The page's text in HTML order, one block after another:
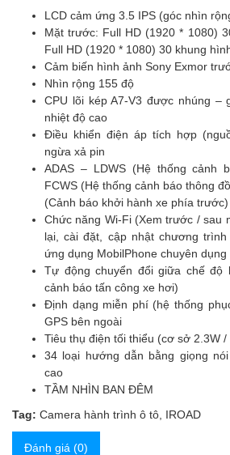
LCD cảm ứng 3.5 IPS (góc nhìn
Mặt trước: Full HD (1920 * 1080)
Full HD (1920 * 1080) 30 khung
Cảm biến hình ảnh Sony Exmor
Nhìn rộng 155 độ
CPU lõi kép A7-V3 được nhúng –
nhiệt độ cao
Điều khiển điện áp tích hợp
ngừa xả pin
ADAS – LDWS (Hệ thống cảnh
FCWS (Hệ thống cảnh báo thông
(Cảnh báo khởi hành xe phía trước)
Chức năng Wi-Fi (Xem trước / sau
lại, cài đặt, cập nhật chương
ứng dụng MobilPhone chuyên dụng
Tự động chuyển đổi giữa chế độ
cảnh báo tấn công xe hơi)
Định dạng miễn phí (hệ thống
GPS bên ngoài
Tiêu thụ điện tối thiểu (cơ sở 2.3W /
34 loại hướng dẫn bằng giọng
cao
TẦM NHÌN BAN ĐÊM
Tag: Camera hành trình ô tô IROAD
Đánh giá (0)